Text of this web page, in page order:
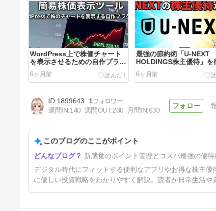
WordPress上で株価チャート
を表示させるための自作プラグ
6ヶ月前
最強の節約術「U-NEXT
HOLDINGS株主優待」を
6ヶ月前
巨人ファンにこそ作っておきた
いクレジットカード「GIANTS
介
6年前
1899643
1
週間IN:140 週間OUT:230 月間IN:630
このブログのここがポイント
新感覚のポイント管理とコスパ最強の優待
デジタル時代にフィットする便利なアプリやお得な株主
に優しい投資戦略をわかりやすく解説。読者が日常生活や